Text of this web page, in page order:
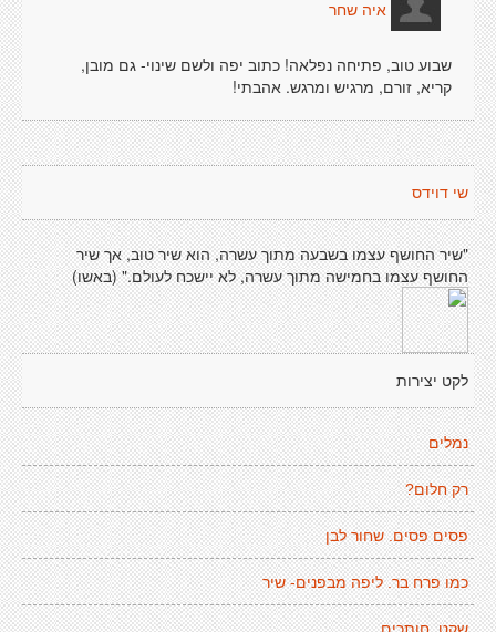
איה שחר
שבוע טוב, פתיחה נפלאה! כתוב יפה ולשם שינוי- גם מובן,
קריא, זורם, מרגיש ומרגש. אהבתי!
שי דוידס
"שיר החושף עצמו בשבעה מתוך עשרה, הוא שיר טוב, אך שיר
החושף עצמו בחמישה מתוך עשרה, לא יישכח לעולם." (באשו)
לקט יצירות
נמלים
רק חלום?
פסים פסים. שחור לבן
כמו פרח בר. ליפה מבפנים- שיר